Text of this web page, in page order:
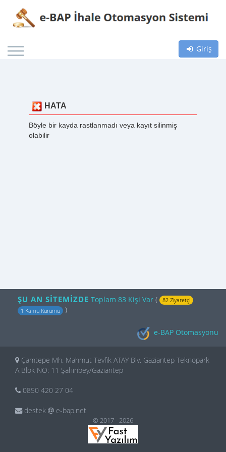
Giriş
HATA
Böyle bir kayda rastlanmadı veya kayıt silinmiş
olabilir
ŞU AN SİTEMİZDE Toplam 83 Kişi Var (
82 Ziyaretçi
1 Kamu Kurumu
)
e-BAP Otomasyonu
Çamtepe Mh. Mahmut Tevfik ATAY Blv. Gaziantep Teknopark
A Blok NO: 11 Şahinbey/Gaziantep
0850 420 27 04
destek e-bap.net
© 2017 - 2026